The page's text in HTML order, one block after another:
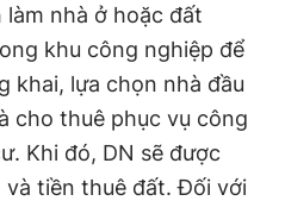
nhà ở hoặc đất
khu công nghiệp để
khai, lựa chọn nhà đầu
cho thuê phục vụ công
Khi đó, DN sẽ được
và tiền thuê đất. Đối với